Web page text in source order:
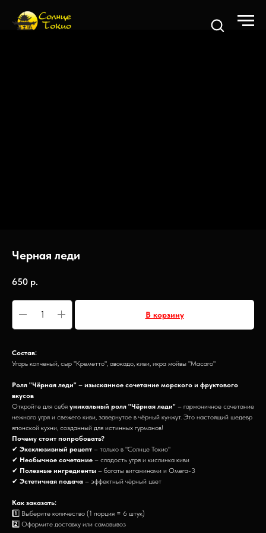
Черная леди
650 р.
В корзину
Состав:
Угорь копченый, сыр "Креметто", авокадо, киви, икра мойвы "Масаго"
Ролл "Чёрная леди" – изысканное сочетание морского и фруктового
вкусов
Откройте для себя уникальный ролл "Чёрная леди" – гармоничное сочетание
нежного угря и свежего киви, завернутое в чёрный кунжут. Это настоящий шедевр
японской кухни, созданный для истинных гурманов!
Почему стоит попробовать?
✔ Эксклюзивный рецепт – только в "Солнце Токио"
✔ Необычное сочетание – сладость угря и кислинка киви
✔ Полезные ингредиенты – богаты витаминами и Омега-3
✔ Эстетичная подача – эффектный чёрный цвет
Как заказать:
1️⃣ Выберите количество (1 порция = 6 штук)
2️⃣ Оформите доставку или самовывоз